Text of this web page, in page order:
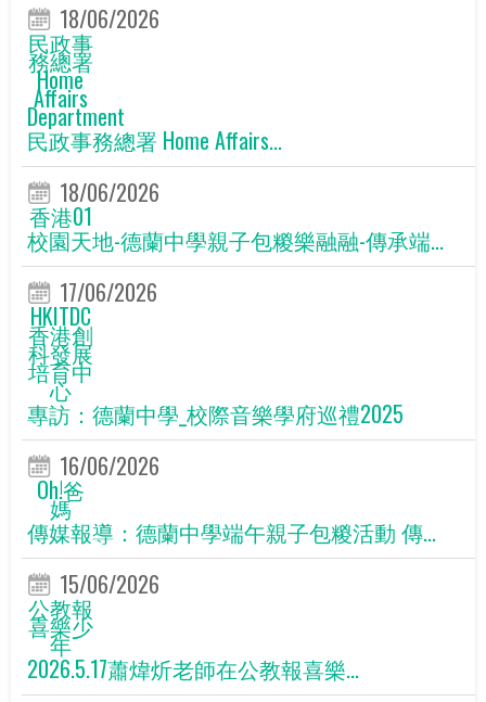
18/06/2026
民政事
務總署
Home
Affairs
Department
民政事務總署 Home Affairs...
18/06/2026
香港01
校園天地-德蘭中學親子包糉樂融融-傳承端...
17/06/2026
HKITDC
香港創
科發展
培育中
心
專訪：德蘭中學_校際音樂學府巡禮2025
16/06/2026
Oh!爸
媽
傳媒報導：德蘭中學端午親子包糉活動 傳...
15/06/2026
公教報
喜樂少
年
2026.5.17蕭煒炘老師在公教報喜樂...